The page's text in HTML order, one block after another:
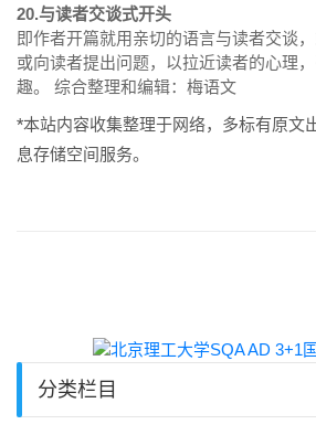
20.与读者交谈式开头
即作者开篇就用亲切的语言与读者交谈，
或向读者提出问题，以拉近读者的心理
趣。 综合整理和编辑：梅语文
*本站内容收集整理于网络，多标有原文
息存储空间服务。
分类栏目